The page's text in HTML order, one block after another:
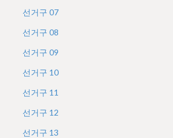
선거구 07
선거구 08
선거구 09
선거구 10
선거구 11
선거구 12
선거구 13